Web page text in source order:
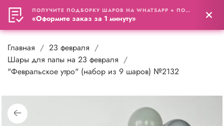
0
Главная
23 февраля
Шары для папы на 23 февраля
"Февральское утро" (набор из 9 шаров) №2132
ПОЛУЧИТЕ ПОДБОРКУ ШАРОВ НА WHATSAPP + ПОДАРОК
«Оформите заказ за 1 минуту»